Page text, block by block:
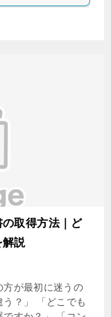
取得方法｜ど
解説
方が最初に迷うの
？」 「どこでも